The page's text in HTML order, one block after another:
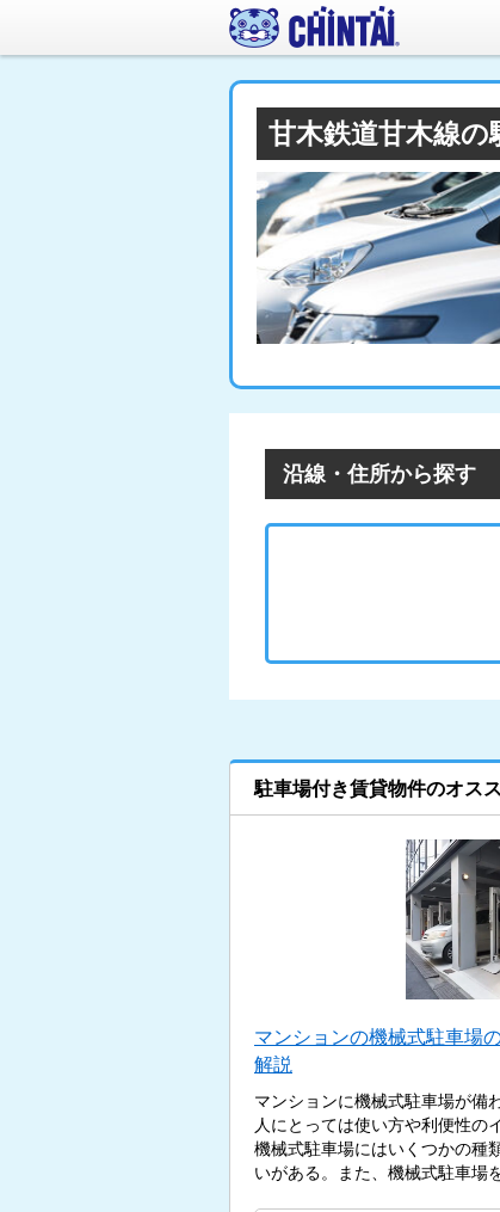
甘木鉄道甘木線
沿線・住所から探す
駐車場付き賃貸物件のオス
マンションの機械式駐車場
解説
マンションに機械式駐車場が備
人にとっては使い方や利便性の
機械式駐車場にはいくつかの種
いがある。また、機械式駐車場